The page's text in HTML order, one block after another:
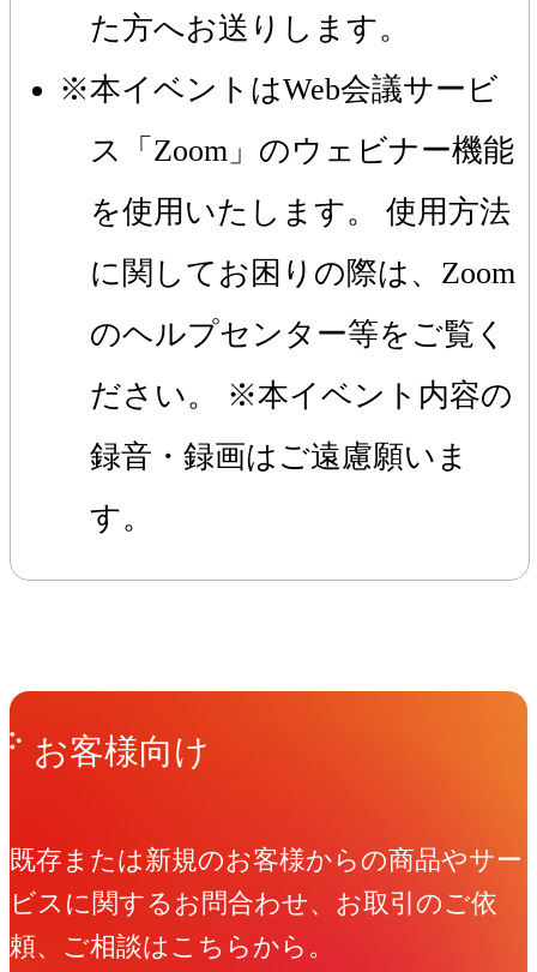
た方へお送りします。
本イベントはWeb会議サービ
ス「Zoom」のウェビナー機能
を使用いたします。 使用方法
に関してお困りの際は、Zoom
のヘルプセンター等をご覧く
ださい。 ※本イベント内容の
録音・録画はご遠慮願いま
す。
Get in Touchお問い合わせ
お客様向け
既存または新規のお客様からの商品やサー
ビスに関するお問合わせ、お取引のご依
頼、ご相談はこちらから。